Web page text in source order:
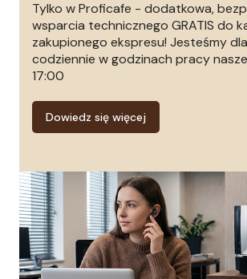
Tylko w Proficafe - dodatkowa,
wsparcia technicznego GRATIS do
zakupionego ekspresu! Jesteśmy
codziennie w godzinach pracy
17:00
Dowiedz się więcej